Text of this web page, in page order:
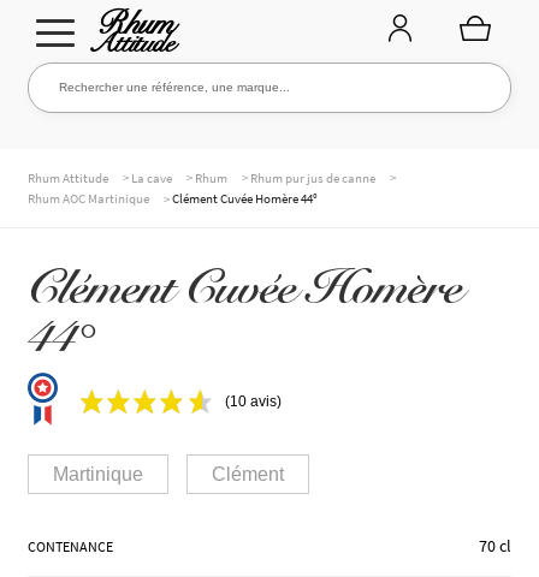
Aller
à
Aller
au
Rechercher une référence, une marque...
Rechercher
NOS RHUMS
MARQUES
RÉGIONS
Rhum Attitude > La cave > Rhum > Rhum pur jus de canne
>
Rhum AOC Martinique
>Clément Cuvée Homère 44°
Clément Cuvée Homère
44°
(10 avis)
Martinique Clément
CONTENANCE 70 cl